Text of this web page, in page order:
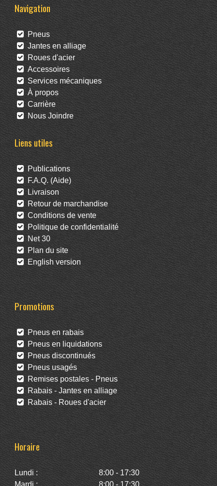
Navigation
Pneus
Jantes en alliage
Roues d'acier
Accessoires
Services mécaniques
À propos
Carrière
Nous Joindre
Liens utiles
Publications
F.A.Q. (Aide)
Livraison
Retour de marchandise
Conditions de vente
Politique de confidentialité
Net 30
Plan du site
English version
Promotions
Pneus en rabais
Pneus en liquidations
Pneus discontinués
Pneus usagés
Remises postales - Pneus
Rabais - Jantes en alliage
Rabais - Roues d'acier
Horaire
Lundi :
8:00 - 17:30
Mardi :
8:00 - 17:30